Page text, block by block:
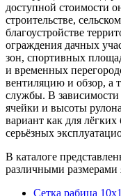
доступной стоимости
строительстве,
благоустройстве
ограждения дачных
зон, спортивных
и временных
вентиляцию и обзор, а
службы. В
ячейки и высоты
вариант как для
серьёзных
В каталоге
различными размерами
Сетка рабица